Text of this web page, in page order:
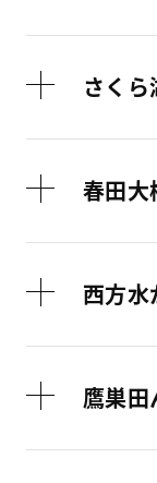
さく
春田大
西方水
鷹巣田